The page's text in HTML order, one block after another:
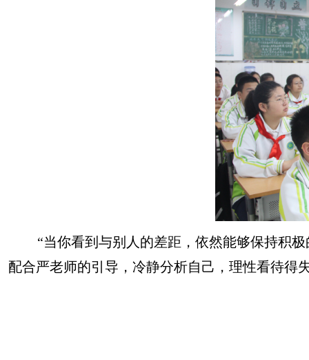
“当你看到与别人的差距，依然能够保持积
配合严老师的引导，冷静分析自己，理性看待